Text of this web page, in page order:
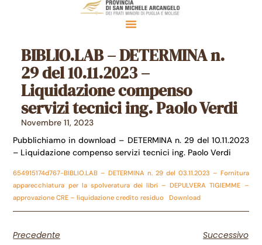
BIBLIO.LAB – DETERMINA n.
29 del 10.11.2023 –
Liquidazione compenso
servizi tecnici ing. Paolo Verdi
Novembre 11, 2023
Pubblichiamo in download – DETERMINA n. 29 del 10.11.2023
– Liquidazione compenso servizi tecnici ing. Paolo Verdi
654915174d767-BIBLIO.LAB – DETERMINA n. 29 del 03.11.2023 – Fornitura
apparecchiatura per la spolveratura dei libri – DEPULVERA TIGIEMME –
approvazione CRE – liquidazione credito residuo
Download
Precedente Successivo